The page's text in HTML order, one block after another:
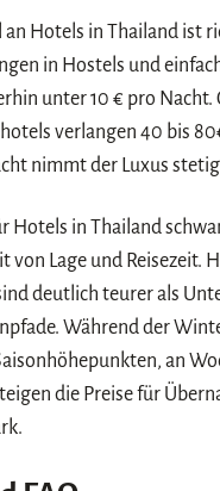
an Hotels in Thailand ist
in Hostels und
unter 10 € pro Nacht.
verlangen 40 bis
nimmt der Luxus
Hotels in Thailand
von Lage und Reisezeit.
deutlich teurer als
Während der
an
die Preise für